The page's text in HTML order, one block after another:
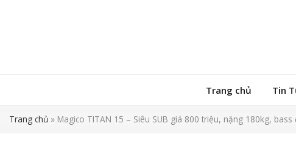
Trang chủ Tin
Trang chủ » Magico TITAN 15 – Siêu SUB giá 800 triệu, nặng 180kg,